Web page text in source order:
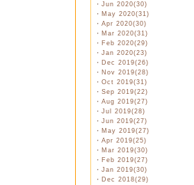
・ Jun 2020(30)
・ May 2020(31)
・ Apr 2020(30)
・ Mar 2020(31)
・ Feb 2020(29)
・ Jan 2020(23)
・ Dec 2019(26)
・ Nov 2019(28)
・ Oct 2019(31)
・ Sep 2019(22)
・ Aug 2019(27)
・ Jul 2019(28)
・ Jun 2019(27)
・ May 2019(27)
・ Apr 2019(25)
・ Mar 2019(30)
・ Feb 2019(27)
・ Jan 2019(30)
・ Dec 2018(29)